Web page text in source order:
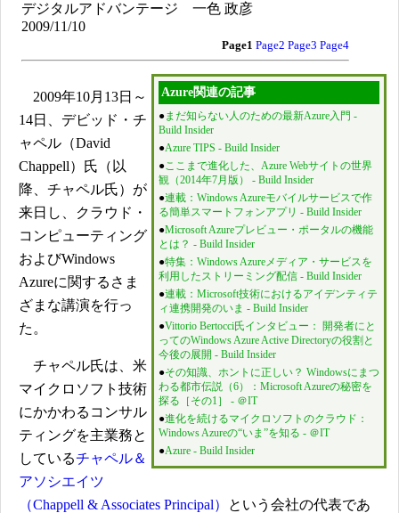
デジタルアドバンテージ 一色 政彦
2009/11/10
Page1 Page2 Page3 Page4
Azure関連の記事
●まだ知らない人のための最新Azure入門 -
Build Insider
●Azure TIPS - Build Insider
●ここまで進化した、Azure Webサイトの世界
観（2014年7月版） - Build Insider
●連載：Windows Azureモバイルサービスで作
る簡単スマートフォンアプリ - Build Insider
●Microsoft Azureプレビュー・ポータルの機能
とは？ - Build Insider
●特集：Windows Azureメディア・サービスを
利用したストリーミング配信 - Build Insider
●連載：Microsoft技術におけるアイデンティテ
ィ連携開発のいま - Build Insider
●Vittorio Bertocci氏インタビュー： 開発者にと
ってのWindows Azure Active Directoryの役割と
今後の展開 - Build Insider
●その知識、ホントに正しい？ Windowsにまつ
わる都市伝説（6）：Microsoft Azureの秘密を
探る［その1］ - ＠IT
●進化を続けるマイクロソフトのクラウド：
Windows Azureの“いま”を知る - ＠IT
●Azure - Build Insider
2009年10月13日～
14日、デビッド・チ
ャペル（David
Chappell）氏（以
降、チャペル氏）が
来日し、クラウド・
コンピューティング
およびWindows
Azureに関するさま
ざまな講演を行っ
た。
チャペル氏は、米
マイクロソフト技術
にかかわるコンサル
ティングを主業務と
しているチャペル＆
アソシエイツ
（Chappell & Associates Principal）
という会社の代表であ